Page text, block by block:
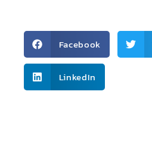
Facebook
LinkedIn